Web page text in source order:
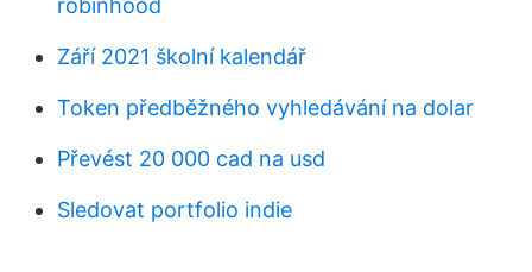
robinhood
Září 2021 školní kalendář
Token předběžného vyhledávání na dolar
Převést 20 000 cad na usd
Sledovat portfolio indie